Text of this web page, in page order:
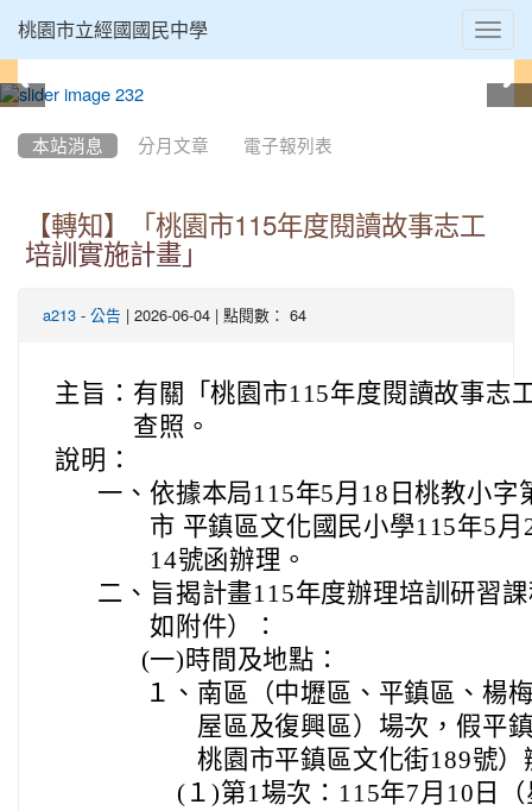
桃園市立經國國民中學
本站消息 分月文章 電子報列表
【轉知】「桃園市115年度閱讀故事志工
培訓實施計畫」
a213 - 公告 | 2026-06-04 | 點閱數： 64
主旨： 有關「桃園市115年度閱讀故事志
查照。
說明：
一、 依據本局115年5月18日桃教小字
市 平鎮區文化國民小學115年5
14號函辦理。
二、 旨揭計畫115年度辦理培訓研習
如附件）：
(一) 時間及地點：
１、 南區（中壢區、平鎮區、楊
屋區及復興區）場次，假平
桃園市平鎮區文化街189號）
(１)第1場次：115年7月10日